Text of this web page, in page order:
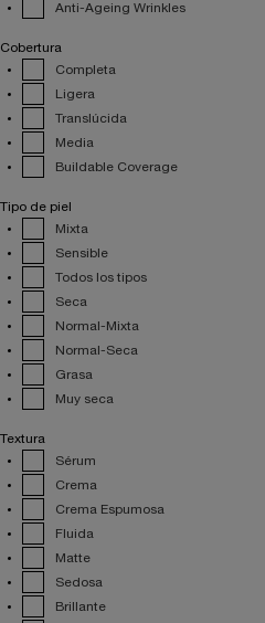
Anti-Ageing Wrinkles
Cobertura
Completa
Ligera
Translúcida
Media
Buildable Coverage
Tipo de piel
Mixta
Sensible
Todos los tipos
Seca
Normal-Mixta
Normal-Seca
Grasa
Muy seca
Textura
Sérum
Crema
Crema Espumosa
Fluida
Matte
Sedosa
Brillante